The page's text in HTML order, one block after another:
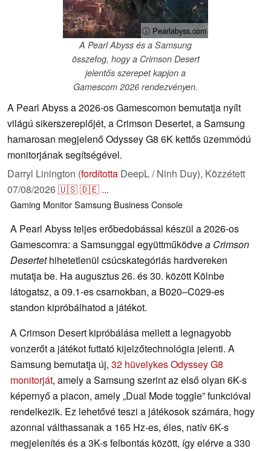
ⓘ Pearlabyss.com
A Pearl Abyss és a Samsung
összefog, hogy a Crimson Desert
jelentős szerepet kapjon a
Gamescom 2026 rendezvényen.
A Pearl Abyss a 2026-os Gamescomon bemutatja nyílt
világú sikerszereplőjét, a Crimson Desertet, a Samsung
hamarosan megjelenő Odyssey G8 6K kettős üzemmódú
monitorjának segítségével.
Darryl Linington (fordította DeepL / Ninh Duy), Közzétett
07/08/2026🇺🇸🇩🇪 ...
Gaming MonitorSamsung BusinessConsole
A Pearl Abyss teljes erőbedobással készül a 2026-os
Gamescomra: a Samsunggal együttműködvea Crimson
Desertethihetetlenül csúcskategóriás hardvereken
mutatja be. Ha augusztus 26. és 30. között Kölnbe
látogatsz, a 09.1-es csarnokban, a B020–C029-es
standon kipróbálhatod a játékot.
A Crimson Desert kipróbálása mellett a legnagyobb
vonzerőt a játékot futtató kijelzőtechnológia jelenti. A
Samsung bemutatja új, 32 hüvelykes Odyssey G8
monitorját, amely a Samsung szerint az első olyan 6K-s
képernyő a piacon, amely „Dual Mode toggle” funkcióval
rendelkezik. Ez lehetővé teszi a játékosok számára, hogy
azonnal válthassanak a 165 Hz-es, éles, natív 6K-s
megjelenítés és a 3K-s felbontás között, így elérve a 330